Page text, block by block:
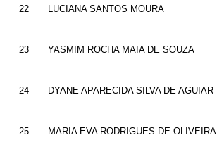
22 LUCIANA SANTOS MOURA
23 YASMIM ROCHA MAIA DE SOUZA
24 DYANE APARECIDA SILVA DE AGUIAR
25 MARIA EVA RODRIGUES DE OLIVEIRA